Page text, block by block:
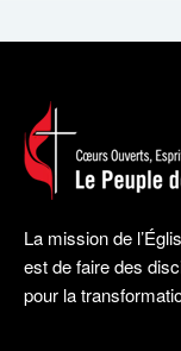
La mission de
est de faire des
pour la